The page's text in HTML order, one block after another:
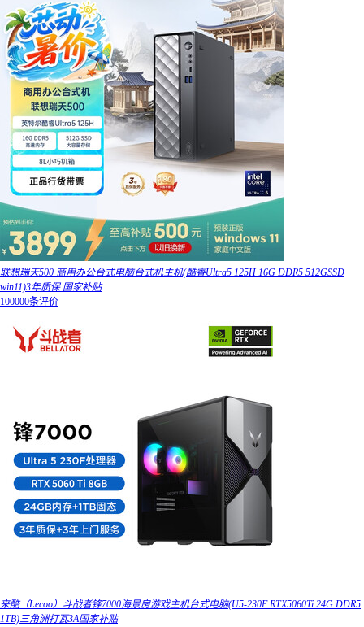
联想瑞天500 商用办公台式电脑台式机主机(酷睿Ultra5 125H 16G DDR5 512GSSD
win11)3年质保 国家补贴
100000条评价
来酷（Lecoo）斗战者锋7000海景房游戏主机台式电脑(U5-230F RTX5060Ti 24G DDR5
1TB)三角洲打瓦3A国家补贴